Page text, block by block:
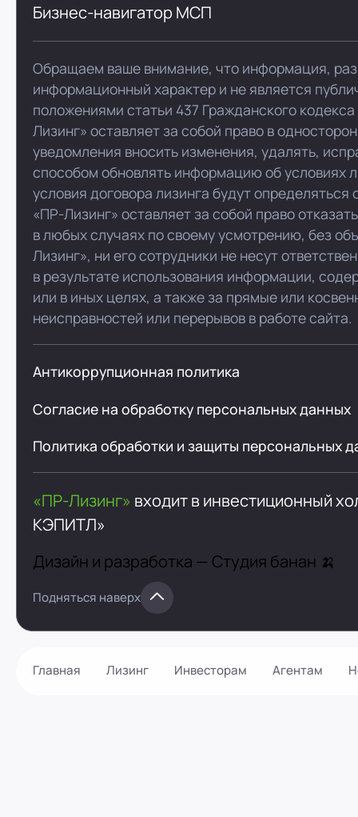
Главная Лизинг Инвесторам Агентам
Бизнес-навигатор МСП
Обращаем ваше внимание, что информация,
информационный характер и не является
положениями статьи 437 Гражданского
Лизинг» оставляет за собой право в
уведомления вносить изменения, удалять,
способом обновлять информацию об условиях
условия договора лизинга будут
«ПР-Лизинг» оставляет за собой право
в любых случаях по своему усмотрению, без
Лизинг», ни его сотрудники не несут
в результате использования информации,
или в иных целях, а также за прямые или
неисправностей или перерывов в работе сайта.
Антикоррупционная политика
Согласие на обработку персональных данных
Политика обработки и защиты персональных
«ПР-Лизинг» входит в инвестиционный
КЭПИТЛ»
Дизайн и разработка — Студия банан 🍌
Подняться наверх